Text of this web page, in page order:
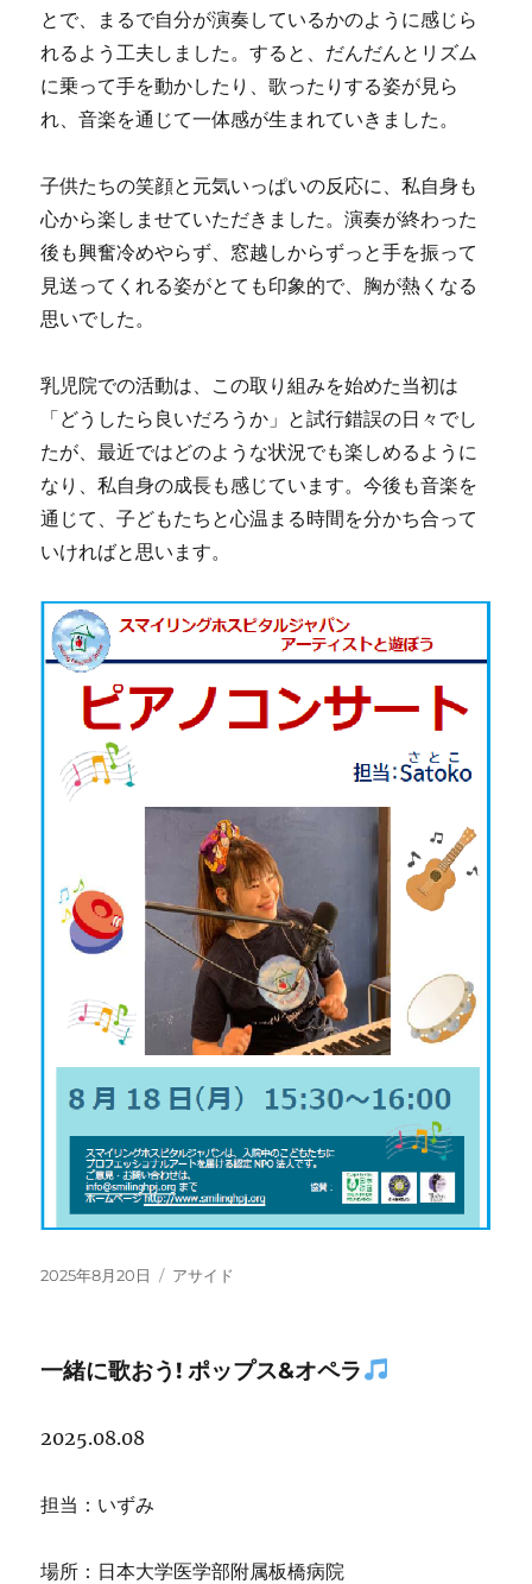
とで、まるで自分が演奏しているかのように感じら
れるよう工夫しました。すると、だんだんとリズム
に乗って手を動かしたり、歌ったりする姿が見ら
れ、音楽を通じて一体感が生まれていきました。
子供たちの笑顔と元気いっぱいの反応に、私自身も
心から楽しませていただきました。演奏が終わった
後も興奮冷めやらず、窓越しからずっと手を振って
見送ってくれる姿がとても印象的で、胸が熱くなる
思いでした。
乳児院での活動は、この取り組みを始めた当初は
「どうしたら良いだろうか」と試行錯誤の日々でし
たが、最近ではどのような状況でも楽しめるように
なり、私自身の成長も感じています。今後も音楽を
通じて、子どもたちと心温まる時間を分かち合って
いければと思います。
投
2025年8月20日
フ
ッ
アサイド
一緒に歌おう! ポップス&オペラ
2025.08.08
担当：いずみ
場所：日本大学医学部附属板橋病院